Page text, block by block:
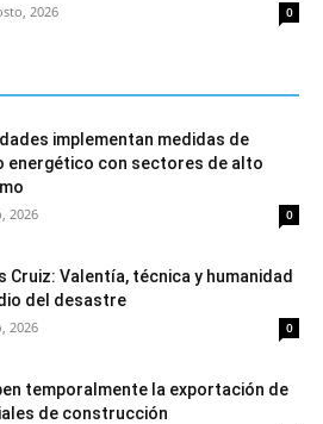
2026 0
implementan medidas de
energético con sectores de alto
2026 0
Cruiz: Valentía, técnica y humanidad
del desastre
2026 0
temporalmente la exportación de
de construcción